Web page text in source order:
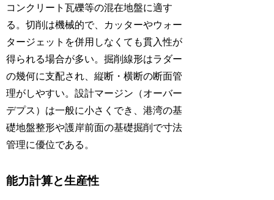
コンクリート瓦礫等の混在地盤に適す
る。切削は機械的で、カッターやウォー
タージェットを併用しなくても貫入性が
得られる場合が多い。掘削線形はラダー
の幾何に支配され、縦断・横断の断面管
理がしやすい。設計マージン（オーバー
デプス）は一般に小さくでき、港湾の基
礎地盤整形や護岸前面の基礎掘削で寸法
管理に優位である。
能力計算と生産性